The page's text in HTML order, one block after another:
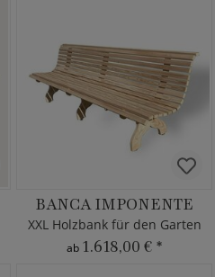
BANCA IMPONENTE
XXL Holzbank für den Garten
ab 1.618,00 € *